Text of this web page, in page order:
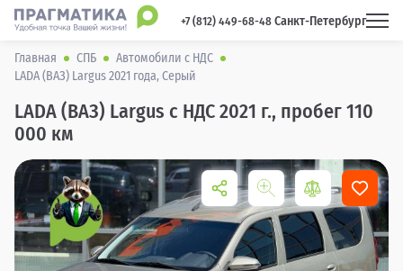
+7 (812) 449-68-48 Санкт-Петербург
Главная СПБ
Автомобили с НДС
LADA (ВАЗ) Largus 2021 года, Серый
LADA (ВАЗ) Largus с НДС 2021 г., пробег 110
000 км